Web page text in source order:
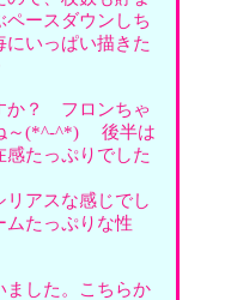
ペースダウンしち
いっぱい描きた
か？ フロンちゃ
～(*^-^*) 後半は
たっぷりでした
アスな感じでし
ムたっぷりな性
した。こちらか